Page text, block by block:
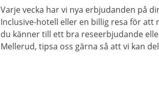
Varje vecka har vi nya erbjudanden på
Inclusive-hotell eller en billig resa för att
du känner till ett bra reseerbjudande
Mellerud, tipsa oss gärna så att vi kan